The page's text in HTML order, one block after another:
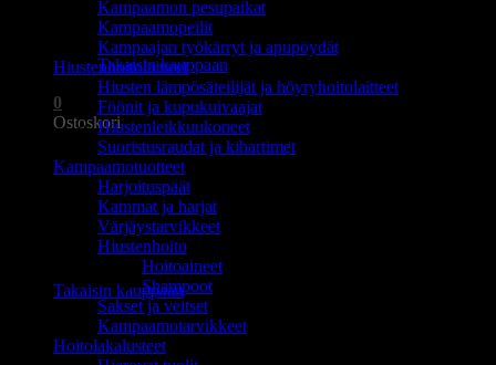
Ostoskori on tyhjä.
Takaisin kauppaan
0
Ostoskori
Ostoskori on tyhjä.
Takaisin kauppaan
Kampaamon pesupaikat
Kampaamopeilit
Kampaajan työkärryt ja apupöydät
Hiustenhoitolaitteet
Hiusten lämpösäteilijät ja höyryhoitolaitteet
Föönit ja kupukuivaajat
Hiustenleikkuukoneet
Suoristusraudat ja kihartimet
Kampaamotuotteet
Harjoituspäät
Kammat ja harjat
Värjäystarvikkeet
Hiustenhoito
Hoitoaineet
Shampoot
Sakset ja veitset
Kampaamotarvikkeet
Hoitolakalusteet